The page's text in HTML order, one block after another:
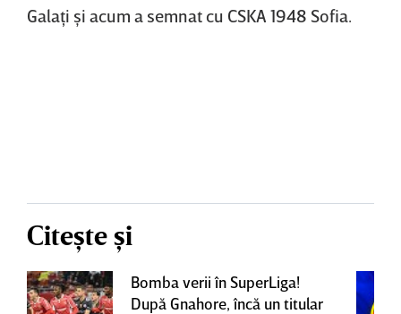
Galaţi şi acum a semnat cu CSKA 1948 Sofia.
Citește și
Bomba verii în SuperLiga!
După Gnahore, încă un titular